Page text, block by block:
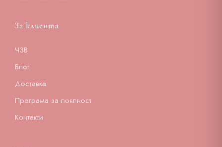
За клиента
ЧЗВ
Блог
Доставка
Програма за лоялност
Контакти